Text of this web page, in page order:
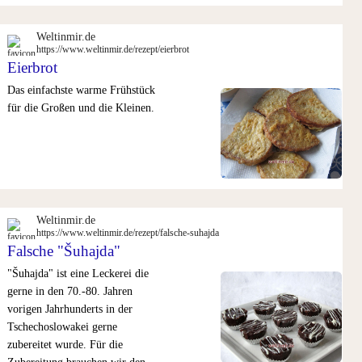
Weltinmir.de
https://www.weltinmir.de/rezept/eierbrot
Eierbrot
Das einfachste warme Frühstück
für die Großen und die Kleinen.
Weltinmir.de
https://www.weltinmir.de/rezept/falsche-suhajda
Falsche "Šuhajda"
"Šuhajda" ist eine Leckerei die
gerne in den 70.-80. Jahren
vorigen Jahrhunderts in der
Tschechoslowakei gerne
zubereitet wurde. Für die